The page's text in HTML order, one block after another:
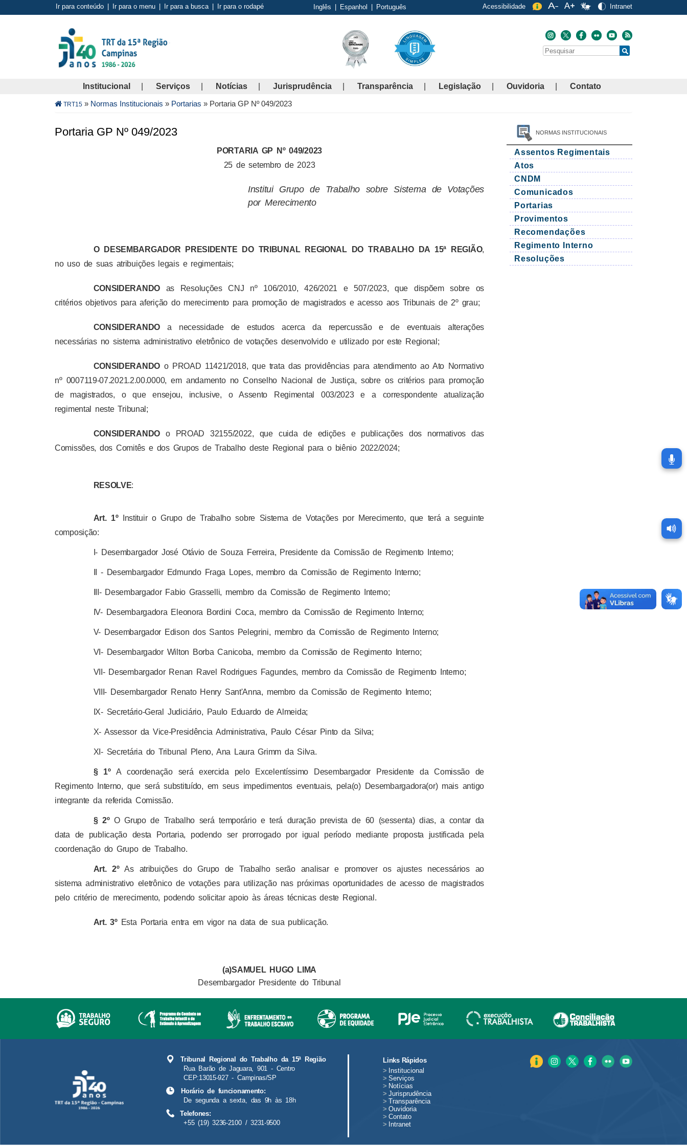
Ir para conteúdo Ir para o menu Ir para a busca Ir para o rodapé Inglês Espanhol Português Acessibilidade Intranet
Buscar
Search
Institucional Serviços Notícias Jurisprudência Transparência Legislação Ouvidoria Contato
Trilha
navegação
TRT15 » Normas Institucionais » Portarias » Portaria GP Nº 049/2023
Portaria GP Nº 049/2023
PORTARIA GP Nº 049/2023
25 de setembro de 2023
Institui Grupo de Trabalho sobre Sistema de Votações
por Merecimento
O DESEMBARGADOR PRESIDENTE DO TRIBUNAL REGIONAL DO TRABALHO DA 15ª REGIÃO,
no uso de suas atribuições legais e regimentais;
CONSIDERANDO as Resoluções CNJ nº 106/2010, 426/2021 e 507/2023, que dispõem sobre os
critérios objetivos para aferição do merecimento para promoção de magistrados e acesso aos Tribunais de 2º grau;
CONSIDERANDOa necessidade de estudos acerca da repercussão e de eventuais alterações
necessárias no sistema administrativo eletrônico de votações desenvolvido e utilizado por este Regional;
CONSIDERANDOo PROAD 11421/2018, que trata das providências para atendimento ao Ato Normativo
nº 0007119-07.2021.2.00.0000, em andamento no Conselho Nacional de Justiça, sobre os critérios para promoção
de magistrados, o que ensejou, inclusive, o Assento Regimental 003/2023 e a correspondente atualização
regimental neste Tribunal;
CONSIDERANDOo PROAD 32155/2022, que cuida de edições e publicações dos normativos das
Comissões, dos Comitês e dos Grupos de Trabalho deste Regional para o biênio 2022/2024;
RESOLVE:
Art. 1ºInstituir o Grupo de Trabalho sobre Sistema de Votações por Merecimento, que terá a seguinte
composição:
I- Desembargador José Otávio de Souza Ferreira, Presidente da Comissão de Regimento Interno;
II - Desembargador Edmundo Fraga Lopes, membro da Comissão de Regimento Interno;
III- Desembargador Fabio Grasselli, membro da Comissão de Regimento Interno;
IV- Desembargadora Eleonora Bordini Coca, membro da Comissão de Regimento Interno;
V- Desembargador Edison dos Santos Pelegrini, membro da Comissão de Regimento Interno;
VI- Desembargador Wilton Borba Canicoba, membro da Comissão de Regimento Interno;
VII- Desembargador Renan Ravel Rodrigues Fagundes, membro da Comissão de Regimento Interno;
VIII- Desembargador Renato Henry Sant'Anna, membro da Comissão de Regimento Interno;
IX- Secretário-Geral Judiciário, Paulo Eduardo de Almeida;
X- Assessor da Vice-Presidência Administrativa, Paulo César Pinto da Silva;
XI- Secretária do Tribunal Pleno, Ana Laura Grimm da Silva.
§ 1ºA coordenação será exercida pelo Excelentíssimo Desembargador Presidente da Comissão de
Regimento Interno, que será substituído, em seus impedimentos eventuais, pela(o) Desembargadora(or) mais antigo
integrante da referida Comissão.
§ 2º O Grupo de Trabalho será temporário e terá duração prevista de 60 (sessenta) dias, a contar da
data de publicação desta Portaria, podendo ser prorrogado por igual período mediante proposta justificada pela
coordenação do Grupo de Trabalho.
Art. 2ºAs atribuições do Grupo de Trabalho serão analisar e promover os ajustes necessários ao
sistema administrativo eletrônico de votações para utilização nas próximas oportunidades de acesso de magistrados
pelo critério de merecimento, podendo solicitar apoio às áreas técnicas deste Regional.
Art. 3ºEsta Portaria entra em vigor na data de sua publicação.
(a)SAMUEL HUGO LIMA
Desembargador Presidente do Tribunal
NORMAS INSTITUCIONAIS
Assentos Regimentais
Atos
CNDM
Comunicados
Portarias
Provimentos
Recomendações
Regimento Interno
Resoluções
Tribunal Regional do Trabalho da 15ª Região
Rua Barão de Jaguara, 901 - Centro
CEP:13015-927 - Campinas/SP
Horário de funcionamento:
De segunda a sexta, das 9h às 18h
Telefones:
+55 (19) 3236-2100 / 3231-9500
Links Rápidos
> Institucional
> Serviços
> Notícias
> Jurisprudência
> Transparência
> Ouvidoria
> Contato
> Intranet